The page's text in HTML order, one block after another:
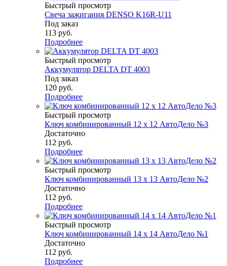
Быстрый просмотр
Свеча зажигания DENSO K16R-U11
Под заказ
113 руб.
Подробнее
Быстрый просмотр
Аккумулятор DELTA DT 4003
Под заказ
120 руб.
Подробнее
Быстрый просмотр
Ключ комбинированный 12 х 12 АвтоДело №3
Достаточно
112 руб.
Подробнее
Быстрый просмотр
Ключ комбинированный 13 х 13 АвтоДело №2
Достаточно
112 руб.
Подробнее
Быстрый просмотр
Ключ комбинированный 14 х 14 АвтоДело №1
Достаточно
112 руб.
Подробнее